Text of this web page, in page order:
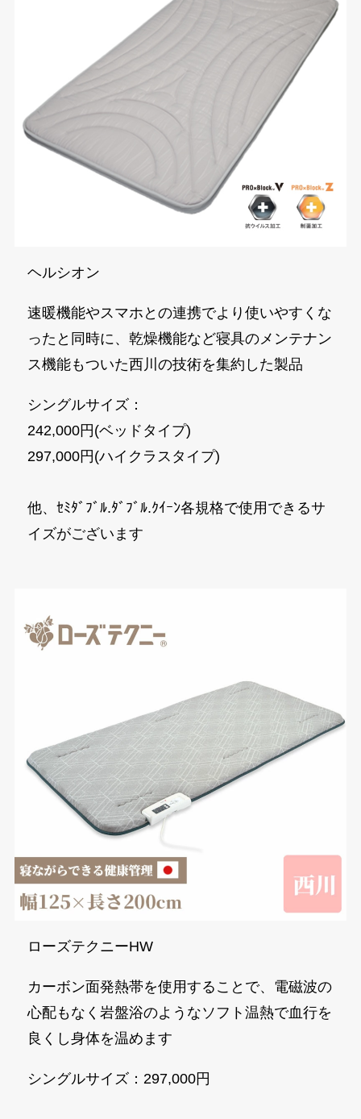
ヘルシオン
速暖機能やスマホとの連携でより使いやすくな
ったと同時に、乾燥機能など寝具のメンテナン
ス機能もついた西川の技術を集約した製品
シングルサイズ：
242,000円(ベッドタイプ)
297,000円(ハイクラスタイプ)
他、ｾﾐﾀﾞﾌﾞﾙ.ﾀﾞﾌﾞﾙ.ｸｲｰﾝ各規格で使用できるサ
イズがございます
ローズテクニーHW
カーボン面発熱帯を使用することで、電磁波の
心配もなく岩盤浴のようなソフト温熱で血行を
良くし身体を温めます
シングルサイズ：297,000円